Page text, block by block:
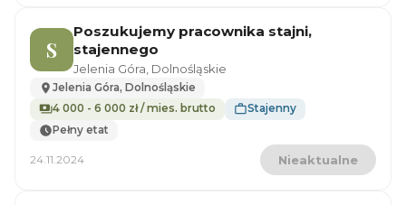
S
Poszukujemy pracownika stajni,
stajennego
Jelenia Góra, Dolnośląskie
Jelenia Góra, Dolnośląskie
4 000 - 6 000 zł / mies. brutto
Stajenny
Pełny etat
24.11.2024 Nieaktualne